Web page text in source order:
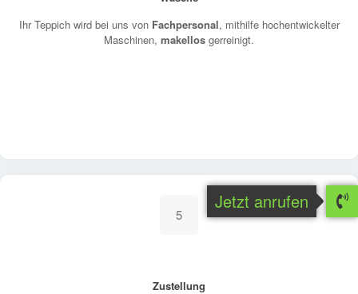
Ihr Teppich wird bei uns von Fachpersonal, mithilfe hochentwickelter
Maschinen, makellos gerreinigt.
5
Zustellung
Jetzt anrufen